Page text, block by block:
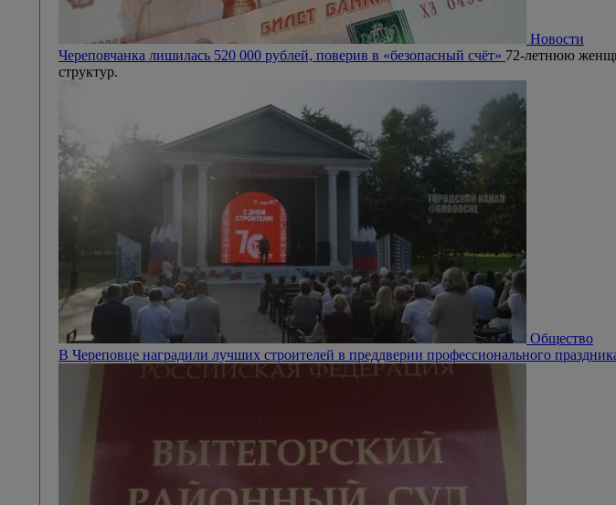
Новости
Череповчанка лишилась 520 000 рублей, поверив в «безопасный счёт» 72-летнюю
структур.
Общество
В Череповце наградили лучших строителей в преддверии профессионального